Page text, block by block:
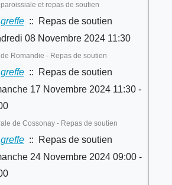
paroissiale et repas de soutien
greffe:: Repas de soutien
08 Novembre 2024 11:30
Romandie - Repas de soutien
greffe:: Repas de soutien
17 Novembre 2024 11:30 -
de Cossonay - Repas de soutien
greffe:: Repas de soutien
24 Novembre 2024 09:00 -